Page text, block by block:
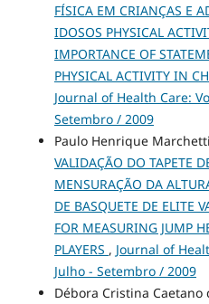
FÍSICA EM CRIANÇAS E
IDOSOS PHYSICAL
IMPORTANCE OF
PHYSICAL ACTIVITY IN
Journal of Health Care:
Setembro / 2009
Paulo Henrique
VALIDAÇÃO DO TAPETE
MENSURAÇÃO DA
DE BASQUETE DE ELITE
FOR MEASURING JUMP
PLAYERS , Journal of
Julho - Setembro / 2009
Débora Cristina